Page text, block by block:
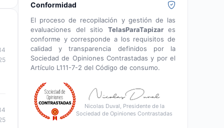
Conformidad
El proceso de recopilación y gestión de las
evaluaciones del sitio TelasParaTapizares
conforme y corresponde a los requisitos de
calidad y transparencia definidos por la
Sociedad de Opiniones Contrastadas y por el
Artículo L111-7-2 del Código de consumo.
Nicolas Duval, Presidente de la
Sociedad de Opiniones Contrastadas